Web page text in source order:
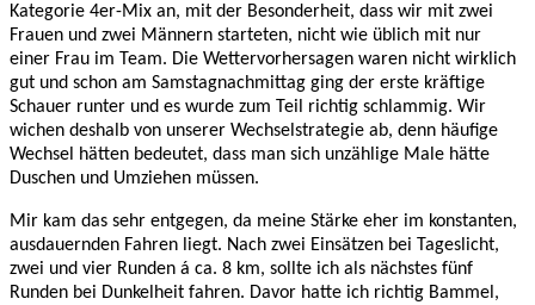
Kategorie 4er-Mix an, mit der Besonderheit, dass wir mit zwei
Frauen und zwei Männern starteten, nicht wie üblich mit nur
einer Frau im Team. Die Wettervorhersagen waren nicht wirklich
gut und schon am Samstagnachmittag ging der erste kräftige
Schauer runter und es wurde zum Teil richtig schlammig. Wir
wichen deshalb von unserer Wechselstrategie ab, denn häufige
Wechsel hätten bedeutet, dass man sich unzählige Male hätte
Duschen und Umziehen müssen.
Mir kam das sehr entgegen, da meine Stärke eher im konstanten,
ausdauernden Fahren liegt. Nach zwei Einsätzen bei Tageslicht,
zwei und vier Runden á ca. 8 km, sollte ich als nächstes fünf
Runden bei Dunkelheit fahren. Davor hatte ich richtig Bammel,